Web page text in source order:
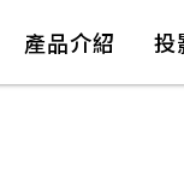
產品介紹 投